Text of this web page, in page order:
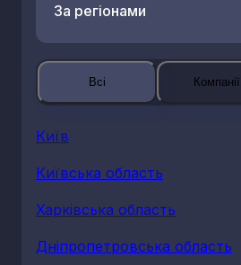
За регіонами
Всі Компанії
Київ
Київська область
Харківська область
Дніпропетровська область